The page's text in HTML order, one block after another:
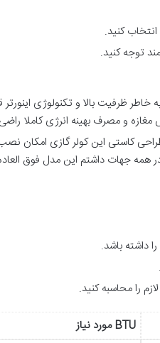
کنید.
توجه کنید.
ظرفیت بالا و تکنولوژی اینورتر
و مصرف بهینه انرژی کاملا
کاستی این کولر گازی امکان
جهات داشتم این مدل فوق العاده
داشته باشد.
BTU مورد نیاز